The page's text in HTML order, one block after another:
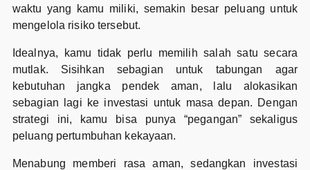
waktu yang kamu miliki, semakin besar peluang untuk
mengelola risiko tersebut.
Idealnya, kamu tidak perlu memilih salah satu secara
mutlak. Sisihkan sebagian untuk tabungan agar
kebutuhan jangka pendek aman, lalu alokasikan
sebagian lagi ke investasi untuk masa depan. Dengan
strategi ini, kamu bisa punya “pegangan” sekaligus
peluang pertumbuhan kekayaan.
Menabung memberi rasa aman, sedangkan investasi